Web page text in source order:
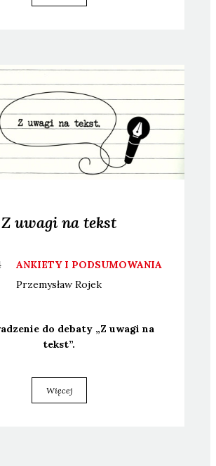
Z uwagi na tekst
ANKIETY I PODSUMOWANIA
Przemysław Rojek
do deba­ty „Z uwa­gi na
tekst”.
Więcej